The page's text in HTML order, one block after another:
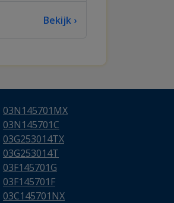
Bekijk ›
03N145701MX
03N145701C
03G253014TX
03G253014T
03F145701G
03F145701F
03C145701NX